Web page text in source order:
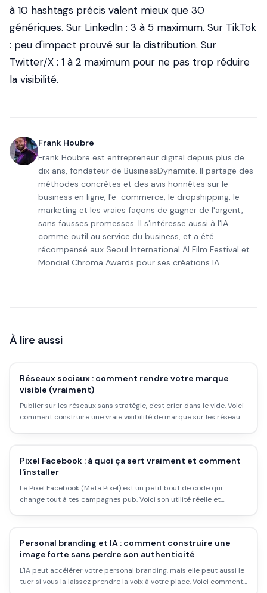
à 10 hashtags précis valent mieux que 30
génériques. Sur LinkedIn : 3 à 5 maximum. Sur TikTok
: peu d'impact prouvé sur la distribution. Sur
Twitter/X : 1 à 2 maximum pour ne pas trop réduire
la visibilité.
Frank Houbre
Frank Houbre est entrepreneur digital depuis plus de
dix ans, fondateur de BusinessDynamite. Il partage des
méthodes concrètes et des avis honnêtes sur le
business en ligne, l'e-commerce, le dropshipping, le
marketing et les vraies façons de gagner de l'argent,
sans fausses promesses. Il s'intéresse aussi à l'IA
comme outil au service du business, et a été
récompensé aux Seoul International AI Film Festival et
Mondial Chroma Awards pour ses créations IA.
À lire aussi
Réseaux sociaux : comment rendre votre marque
visible (vraiment)
Publier sur les réseaux sans stratégie, c'est crier dans le vide. Voici
comment construire une vraie visibilité de marque sur les réseaux
Pixel Facebook : à quoi ça sert vraiment et comment
l'installer
Le Pixel Facebook (Meta Pixel) est un petit bout de code qui
change tout à tes campagnes pub. Voici son utilité réelle et
Personal branding et IA : comment construire une
image forte sans perdre son authenticité
L'IA peut accélérer votre personal branding, mais elle peut aussi le
tuer si vous la laissez prendre la voix à votre place. Voici comment